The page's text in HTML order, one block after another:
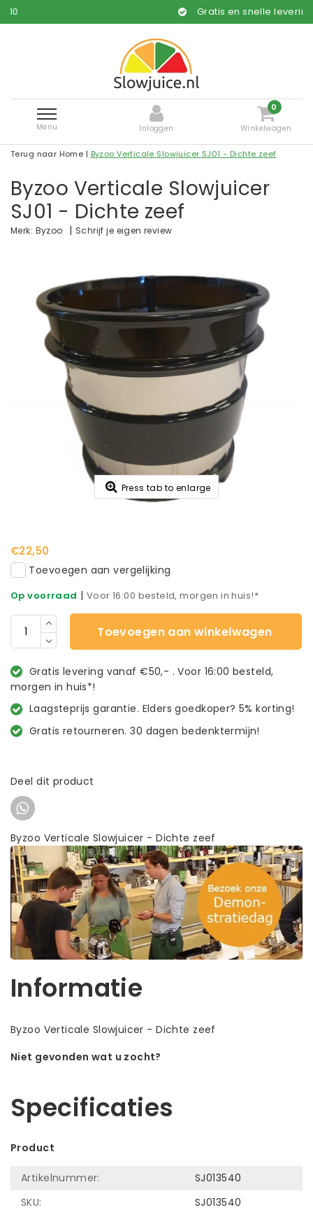
Gratis en snelle levering*
Menu Inloggen
0
Winkelwagen
Terug naar Home | Byzoo Verticale Slowjuicer SJ01 - Dichte zeef
Byzoo Verticale Slowjuicer
SJ01 - Dichte zeef
Merk: Byzoo | Schrijf je eigen review
Press tab to enlarge
€22,50
Toevoegen aan vergelijking
Op voorraad | Voor 16:00 besteld, morgen in huis!*
Toevoegen aan winkelwagen
Gratis levering vanaf €50,- . Voor 16:00 besteld,
morgen in huis*!
Laagsteprijs garantie. Elders goedkoper? 5% korting!
Gratis retourneren. 30 dagen bedenktermijn!
Deel dit product
Byzoo Verticale Slowjuicer - Dichte zeef
Informatie
Byzoo Verticale Slowjuicer - Dichte zeef
Niet gevonden wat u zocht?
Specificaties
Product
Artikelnummer:
SJ013540
SKU:
SJ013540